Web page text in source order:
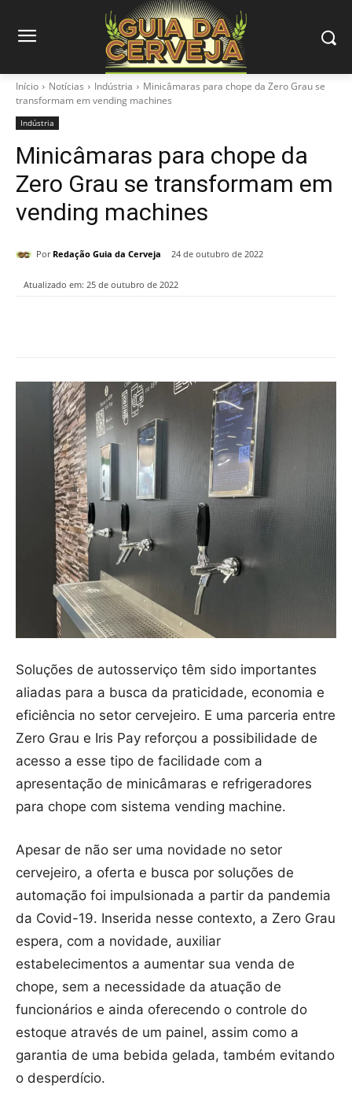
Início Notícias Indústria
Minicâmaras para chope da Zero Grau se
transformam em vending machines
Indústria
Minicâmaras para chope da
Zero Grau se transformam em
vending machines
Por Redação Guia da Cerveja 24 de outubro de 2022
Atualizado em: 25 de outubro de 2022
Soluções de autosserviço têm sido importantes
aliadas para a busca da praticidade, economia e
eficiência no setor cervejeiro. E uma parceria entre
Zero Grau e Iris Pay reforçou a possibilidade de
acesso a esse tipo de facilidade com a
apresentação de minicâmaras e refrigeradores
para chope com sistema vending machine.
Apesar de não ser uma novidade no setor
cervejeiro, a oferta e busca por soluções de
automação foi impulsionada a partir da pandemia
da Covid-19. Inserida nesse contexto, a Zero Grau
espera, com a novidade, auxiliar
estabelecimentos a aumentar sua venda de
chope, sem a necessidade da atuação de
funcionários e ainda oferecendo o controle do
estoque através de um painel, assim como a
garantia de uma bebida gelada, também evitando
o desperdício.